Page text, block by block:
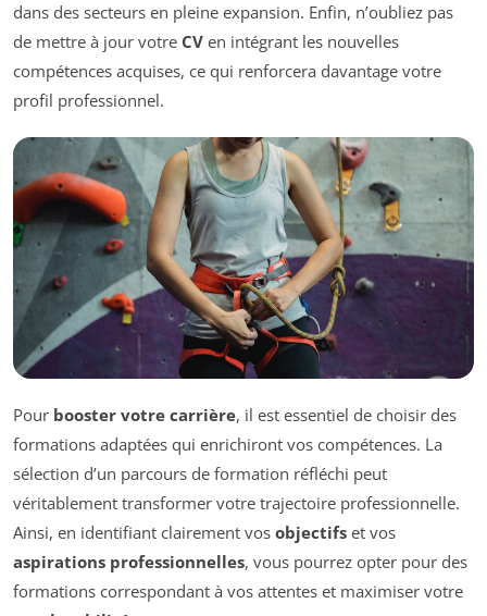
dans des secteurs en pleine expansion. Enfin, n’oubliez pas
de mettre à jour votre CV en intégrant les nouvelles
compétences acquises, ce qui renforcera davantage votre
profil professionnel.
Pour booster votre carrière, il est essentiel de choisir des
formations adaptées qui enrichiront vos compétences. La
sélection d’un parcours de formation réfléchi peut
véritablement transformer votre trajectoire professionnelle.
Ainsi, en identifiant clairement vos objectifs et vos
aspirations professionnelles, vous pourrez opter pour des
formations correspondant à vos attentes et maximiser votre